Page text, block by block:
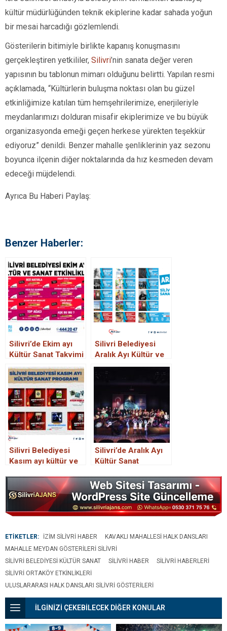
kültür müdürlüğünden teknik ekiplerine kadar sahada yoğun
bir mesai harcadığı gözlemlendi.
Gösterilerin bitimiyle birlikte kapanış konuşmasını
gerçekleştiren yetkililer, Silivri’nin sanata değer veren
yapısının bu tablonun mimarı olduğunu belirtti. Yapılan resmi
açıklamada, “Kültürlerin buluşma noktası olan bu güzel
etkinliğimize katılan tüm hemşehrilerimize, enerjileriyle
meydanlarımızı dolduran misafir ekiplerimize ve bu büyük
organizasyonda emeği geçen herkese yürekten teşekkür
ediyoruz” denildi. Benzer mahalle şenliklerinin yaz sezonu
boyunca ilçenin diğer noktalarında da hız kesmeden devam
edeceği müjdelendi.
Ayrıca Bu Haberi Paylaş:
Benzer Haberler:
Silivri’de Ekim ayı
Kültür Sanat Takvimi
Silivri Belediyesi
Aralık Ayı Kültür ve
Sanat Etkinlikleri
Silivri Belediyesi
Kasım ayı kültür ve
programı
Silivri’de Aralık Ayı
Kültür Sanat
ETİKETLER: IZIM SILIVRI HABER
KAVAKLI MAHALLESI HALK DANSLARI
MAHALLE MEYDAN GÖSTERILERI SILIVRI
SILIVRI BELEDIYESI KÜLTÜR SANAT
SILIVRI HABER
SILIVRI HABERLERI
SILIVRI ORTAKÖY ETKINLIKLERI
ULUSLARARASI HALK DANSLARI SILIVRI GÖSTERILERI
İLGİNİZİ ÇEKEBİLECEK DİĞER KONULAR